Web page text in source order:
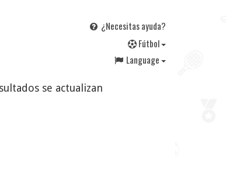
¿Necesitas ayuda?
Fútbol
Language
se actualizan